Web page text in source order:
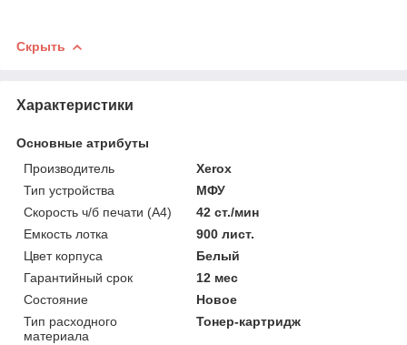
Скрыть
Характеристики
Основные атрибуты
Производитель
Xerox
Тип устройства
МФУ
Скорость ч/б печати (A4)
42 ст./мин
Емкость лотка
900 лист.
Цвет корпуса
Белый
Гарантийный срок
12 мес
Состояние
Новое
Тип расходного
материала
Тонер-картридж